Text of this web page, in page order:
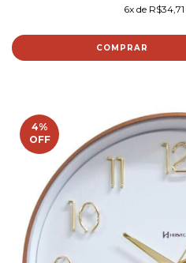
6x de R$34,71
4%
OFF